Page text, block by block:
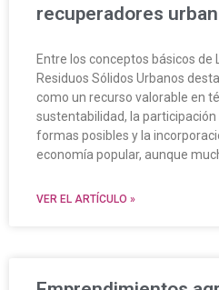
recuperadores
Entre los conceptos básicos de
Residuos Sólidos Urbanos
como un recurso valorable en
sustentabilidad, la participación
formas posibles y la
economía popular, aunque
VER EL ARTÍCULO »